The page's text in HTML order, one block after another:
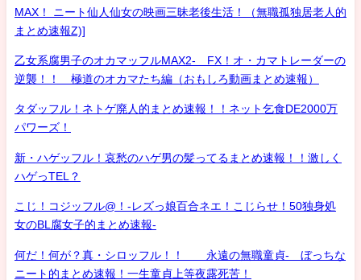
MAX！ ニート仙人仙女の映画三昧老後生活！（無職孤独居老人的
まとめ速報Z)]
乙女系腐男子のオカマッフルMAX2- FX！オ・カマトレーダーの
逆襲！！ 極道のオカマたち編（おもしろ動画まとめ速報）
タダッフル！ネトゲ廃人的まとめ速報！！ネット乞食DE2000万
パワーズ！
新・ハゲッフル！哀愁のハゲ男の髪ってるまとめ速報！！激しく
ハゲっTEL？
こじ！コジッフル@！-レズっ娘百合ネエ！こじらせ！50独身処
女のBL腐女子的まとめ速報-
何だ！何が？真・シロッフル！！ 永遠の無職童貞- ぼっちな
ニート的まとめ速報！一生童貞上等夜露死苦！